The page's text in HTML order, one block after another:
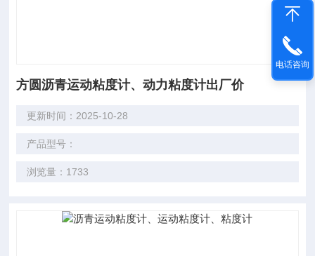
方圆沥青运动粘度计、动力粘度计出厂价
更新时间：2025-10-28
产品型号：
浏览量：1733
电话咨询